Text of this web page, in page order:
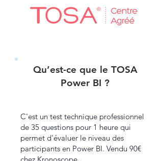
Qu’est-ce que le TOSA
Power BI ?
C'est un test technique professionnel
de 35 questions pour 1 heure qui
permet d'évaluer le niveau des
participants en Power BI. Vendu 90€